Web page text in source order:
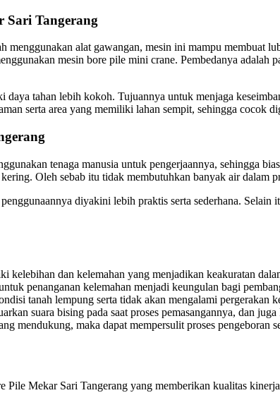
Sari Tangerang
menggunakan alat gawangan, mesin ini mampu membuat
mesin bore pile mini crane. Pembedanya adalah
tahan lebih kokoh. Tujuannya untuk menjaga
serta area yang memiliki lahan sempit, sehingga cocok
tenaga manusia untuk pengerjaannya, sehingga
Oleh sebab itu tidak membutuhkan banyak air dalam
diyakini lebih praktis serta sederhana.
dan kelemahan yang menjadikan keakuratan
penanganan kelemahan menjadi keungulan bagi
tanah lempung serta tidak akan mengalami
suara bising pada saat proses pemasangannya, dan
mendukung, maka dapat mempersulit proses
Pile Mekar Sari Tangerang yang memberikan kualitas